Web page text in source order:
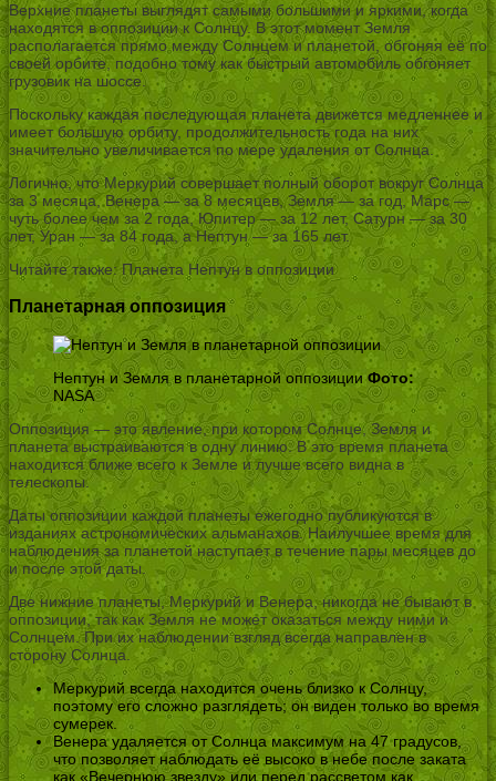
Верхние планеты выглядят самыми большими и яркими, когда
находятся в оппозиции к Солнцу. В этот момент Земля
располагается прямо между Солнцем и планетой, обгоняя её по
своей орбите, подобно тому как быстрый автомобиль обгоняет
грузовик на шоссе.
Поскольку каждая последующая планета движется медленнее и
имеет большую орбиту, продолжительность года на них
значительно увеличивается по мере удаления от Солнца.
Логично, что Меркурий совершает полный оборот вокруг Солнца
за 3 месяца, Венера — за 8 месяцев, Земля — за год, Марс —
чуть более чем за 2 года, Юпитер — за 12 лет, Сатурн — за 30
лет, Уран — за 84 года, а Нептун — за 165 лет.
Читайте также: Планета Нептун в оппозиции
Планетарная оппозиция
Нептун и Земля в планетарной оппозицииФото:
NASA
Оппозиция — это явление, при котором Солнце, Земля и
планета выстраиваются в одну линию. В это время планета
находится ближе всего к Земле и лучше всего видна в
телескопы.
Даты оппозиции каждой планеты ежегодно публикуются в
изданиях астрономических альманахов. Наилучшее время для
наблюдения за планетой наступает в течение пары месяцев до
и после этой даты.
Две нижние планеты, Меркурий и Венера, никогда не бывают в
оппозиции, так как Земля не может оказаться между ними и
Солнцем. При их наблюдении взгляд всегда направлен в
сторону Солнца.
Меркурий всегда находится очень близко к Солнцу,
поэтому его сложно разглядеть; он виден только во время
сумерек.
Венера удаляется от Солнца максимум на 47 градусов,
что позволяет наблюдать её высоко в небе после заката
как «Вечернюю звезду» или перед рассветом как